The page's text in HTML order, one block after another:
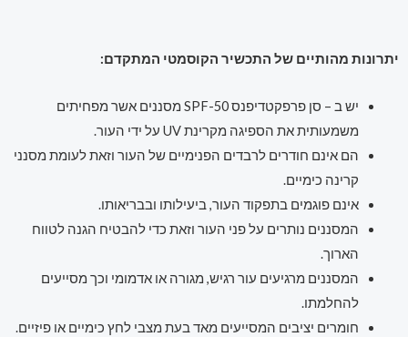
יתרונות מהותיים של התכשיר הקוסמטי המתקדם:
יש ב – סן פרפקטדיפנס SPF-50 מסננים אשר מפחיתים
משמעותית את הספיגה מקרינת UV על ידי העור.
הם אינם חודרים לרבדים הפנימיים של העור וזאת לעומת מסנני
קרינה כימיים.
אינם פוגמים בתפקוד העור, ביעילותו ובבריאותו.
המסננים נותרים על פני העור וזאת כדי להבטיח הגנה לטווח
הארוך.
המסננים מרגיעים עור רגיש, מגורה או אדמומי וכך מסייעים
להחלמתו.
חומרים יציבים המסייעים מאד בעת מצבי לחץ כימיים או פיזיים.